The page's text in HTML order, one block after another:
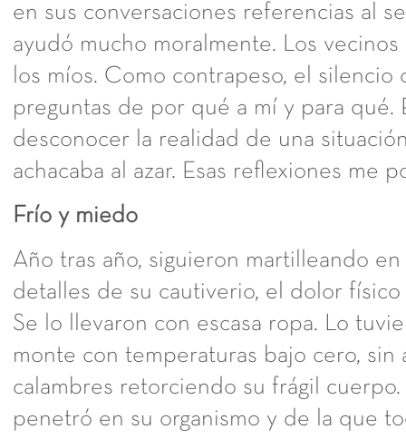
en sus conversaciones referencias al
ayudó mucho moralmente. Los
los míos. Como contrapeso, el silencio
preguntas de por qué a mí y para qué.
desconocer la realidad de una
achacaba al azar. Esas reflexiones me
Frío y miedo
Año tras año, siguieron martilleando
detalles de su cautiverio, el dolor
Se lo llevaron con escasa ropa. Lo
monte con temperaturas bajo cero, sin
calambres retorciendo su frágil
penetró en su organismo y de la que